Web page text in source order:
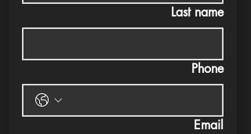
Last name
Phone
Email